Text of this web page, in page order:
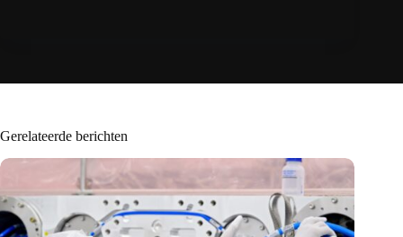
Gerelateerde berichten